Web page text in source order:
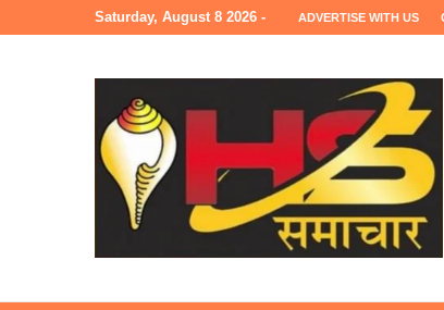
Saturday, August 8 2026 - ADVERTISE WITH US